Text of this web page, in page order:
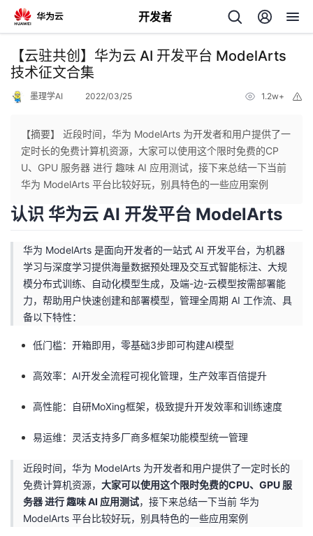
开发者
返
回
个
人
页
开
发
我
的
博
客
我
的
论
坛
我
的
圈
我
的
我
【云驻共创】华为云 AI 开发平台 ModelArts
技术征文合集
墨理学AI 2022/03/25 1.2w+
【摘要】 近段时间，华为 ModelArts 为开发者和用户提供了一
定时长的免费计算机资源，大家可以使用这个限时免费的CP
U、GPU 服务器 进行 趣味 AI 应用测试，接下来总结一下当前
华为 ModelArts 平台比较好玩，别具特色的一些应用案例
认识 华为云 AI 开发平台 ModelArts
华为 ModelArts 是面向开发者的一站式 AI 开发平台，为机器
学习与深度学习提供海量数据预处理及交互式智能标注、大规
模分布式训练、自动化模型生成，及端-边-云模型按需部署能
力，帮助用户快速创建和部署模型，管理全周期 AI 工作流、具
备以下特性：
低门槛：开箱即用，零基础3步即可构建AI模型
高效率：AI开发全流程可视化管理，生产效率百倍提升
高性能：自研MoXing框架，极致提升开发效率和训练速度
易运维：灵活支持多厂商多框架功能模型统一管理
近段时间，华为 ModelArts 为开发者和用户提供了一定时长的
免费计算机资源， 大家可以使用这个限时免费的CPU、GPU 服
务器 进行 趣味 AI 应用测试，接下来总结一下当前 华为
ModelArts 平台比较好玩，别具特色的一些应用案例